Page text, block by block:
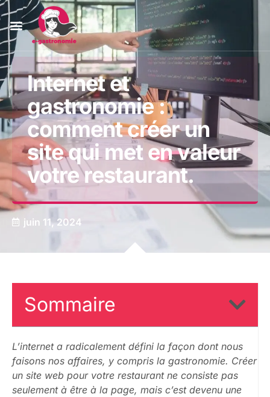
Internet et
gastronomie :
comment créer un
site qui met en valeur
votre restaurant.
juin 11, 2024
Sommaire
L’internet a radicalement défini la façon dont nous
faisons nos affaires, y compris la gastronomie. Créer
un site web pour votre restaurant ne consiste pas
seulement à être à la page, mais c’est devenu une